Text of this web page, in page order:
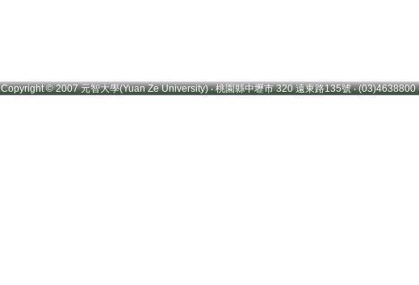
Copyright © 2007 元智大學(Yuan Ze University) ‧ 桃園縣中壢市 320 遠東路135號 ‧ (03)4638800